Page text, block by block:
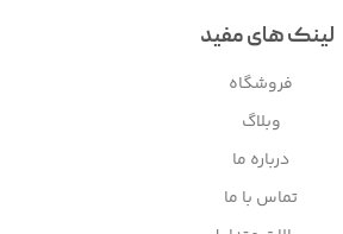
لینک های مفید
فروشگاه
وبلاگ
درباره ما
تماس با ما